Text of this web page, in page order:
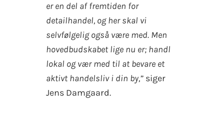
er en del af fremtiden for
detailhandel, og her skal vi
selvfølgelig også være med. Men
hovedbudskabet lige nu er; handl
lokal og vær med til at bevare et
aktivt handelsliv i din by,” siger
Jens Damgaard.